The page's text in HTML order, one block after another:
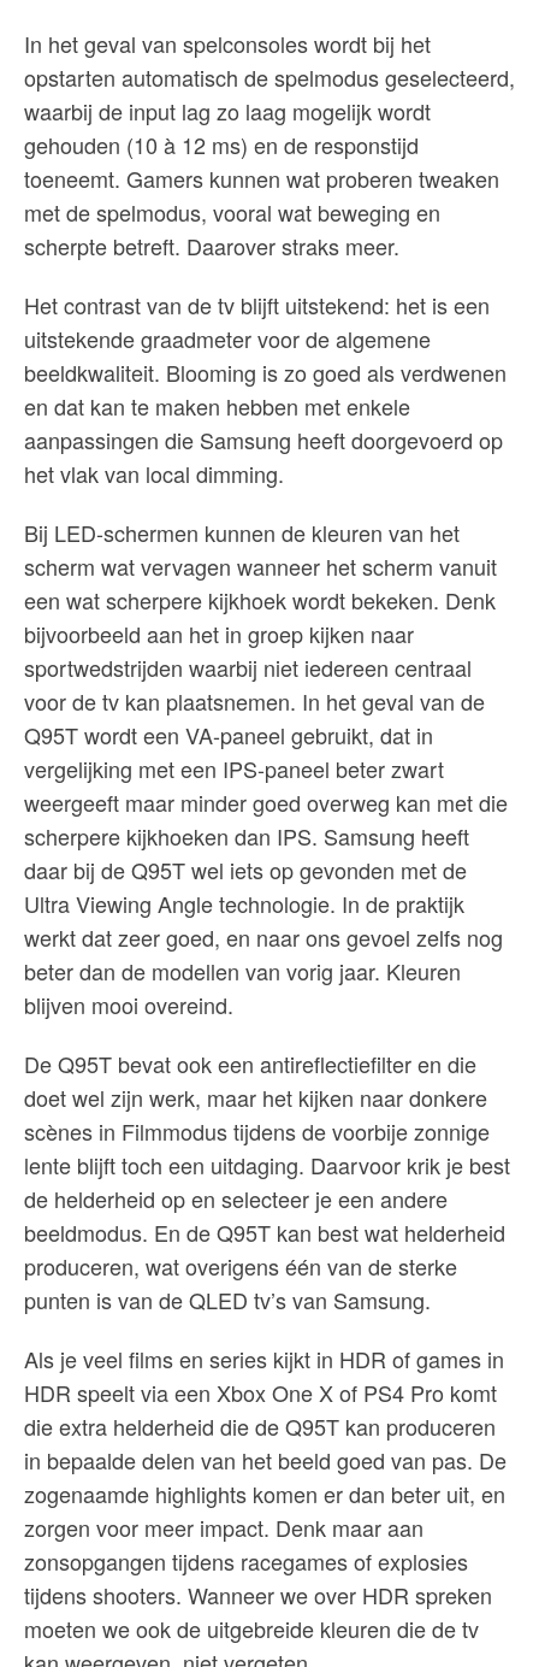
In het geval van spelconsoles wordt bij het
opstarten automatisch de spelmodus geselecteerd,
waarbij de input lag zo laag mogelijk wordt
gehouden (10 à 12 ms) en de responstijd
toeneemt. Gamers kunnen wat proberen tweaken
met de spelmodus, vooral wat beweging en
scherpte betreft. Daarover straks meer.
Het contrast van de tv blijft uitstekend: het is een
uitstekende graadmeter voor de algemene
beeldkwaliteit. Blooming is zo goed als verdwenen
en dat kan te maken hebben met enkele
aanpassingen die Samsung heeft doorgevoerd op
het vlak van local dimming.
Bij LED-schermen kunnen de kleuren van het
scherm wat vervagen wanneer het scherm vanuit
een wat scherpere kijkhoek wordt bekeken. Denk
bijvoorbeeld aan het in groep kijken naar
sportwedstrijden waarbij niet iedereen centraal
voor de tv kan plaatsnemen. In het geval van de
Q95T wordt een VA-paneel gebruikt, dat in
vergelijking met een IPS-paneel beter zwart
weergeeft maar minder goed overweg kan met die
scherpere kijkhoeken dan IPS. Samsung heeft
daar bij de Q95T wel iets op gevonden met de
Ultra Viewing Angle technologie. In de praktijk
werkt dat zeer goed, en naar ons gevoel zelfs nog
beter dan de modellen van vorig jaar. Kleuren
blijven mooi overeind.
De Q95T bevat ook een antireflectiefilter en die
doet wel zijn werk, maar het kijken naar donkere
scènes in Filmmodus tijdens de voorbije zonnige
lente blijft toch een uitdaging. Daarvoor krik je best
de helderheid op en selecteer je een andere
beeldmodus. En de Q95T kan best wat helderheid
produceren, wat overigens één van de sterke
punten is van de QLED tv’s van Samsung.
Als je veel films en series kijkt in HDR of games in
HDR speelt via een Xbox One X of PS4 Pro komt
die extra helderheid die de Q95T kan produceren
in bepaalde delen van het beeld goed van pas. De
zogenaamde highlights komen er dan beter uit, en
zorgen voor meer impact. Denk maar aan
zonsopgangen tijdens racegames of explosies
tijdens shooters. Wanneer we over HDR spreken
moeten we ook de uitgebreide kleuren die de tv